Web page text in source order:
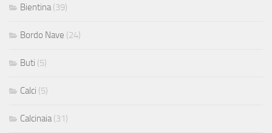
Bientina (39)
Bordo Nave (24)
Buti (5)
Calci (5)
Calcinaia (31)